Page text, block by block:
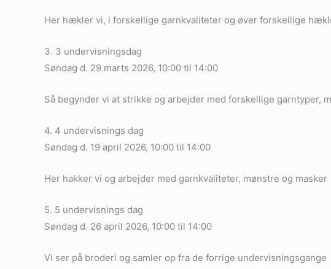
Her hækler vi, i forskellige garnkvaliteter og øver forskellige
3. 3 undervisningsdag
Søndag d. 29 marts 2026, 10:00 til 14:00
Så begynder vi at strikke og arbejder med forskellige garntyper,
4. 4 undervisnings dag
Søndag d. 19 april 2026, 10:00 til 14:00
Her hakker vi og arbejder med garnkvaliteter, mønstre og masker
5. 5 undervisnings dag
Søndag d. 26 april 2026, 10:00 til 14:00
Vi ser på broderi og samler op fra de forrige undervisningsgange